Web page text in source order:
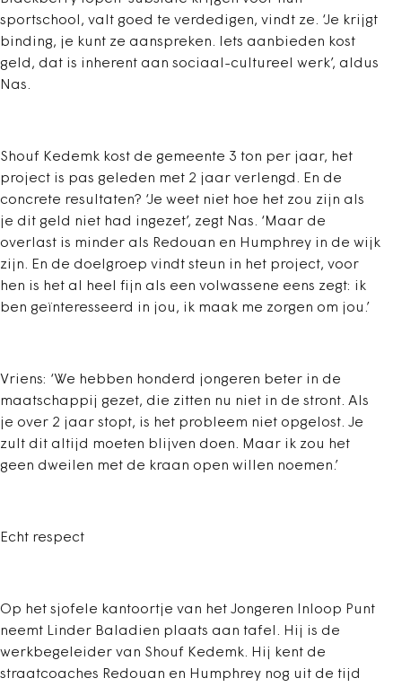
sportschool, valt goed te verdedigen, vindt ze. ‘Je krijgt
binding, je kunt ze aanspreken. Iets aanbieden kost
geld, dat is inherent aan sociaal-cultureel werk’, aldus
Nas.
Shouf Kedemk kost de gemeente 3 ton per jaar, het
project is pas geleden met 2 jaar verlengd. En de
concrete resultaten? ‘Je weet niet hoe het zou zijn als
je dit geld niet had ingezet’, zegt Nas. ‘Maar de
overlast is minder als Redouan en Humphrey in de wijk
zijn. En de doelgroep vindt steun in het project, voor
hen is het al heel fijn als een volwassene eens zegt: ik
ben geïnteresseerd in jou, ik maak me zorgen om jou.’
Vriens: ‘We hebben honderd jongeren beter in de
maatschappij gezet, die zitten nu niet in de stront. Als
je over 2 jaar stopt, is het probleem niet opgelost. Je
zult dit altijd moeten blijven doen. Maar ik zou het
geen dweilen met de kraan open willen noemen.’
Echt respect
Op het sjofele kantoortje van het Jongeren Inloop Punt
neemt Linder Baladien plaats aan tafel. Hij is de
werkbegeleider van Shouf Kedemk. Hij kent de
straatcoaches Redouan en Humphrey nog uit de tijd